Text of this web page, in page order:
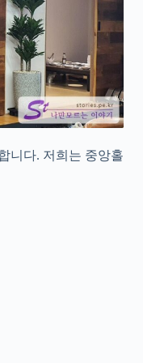
니다. 저희는 중앙홀